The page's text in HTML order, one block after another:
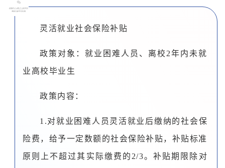
02
灵活就业社会保险补贴
政策对象：就业困难人员、离校2年内未就
业高校毕业生
政策内容：
1.对就业困难人员灵活就业后缴纳的社会保
险费，给予一定数额的社会保险补贴，补贴标准
原则上不超过其实际缴费的2/3。补贴期限除对